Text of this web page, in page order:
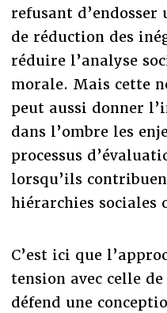
refusant
de réduction des
réduire l’analyse
morale. Mais cette
peut aussi donner
dans l’ombre les
processus
lorsqu’ils
hiérarchies sociales
C’est ici que
tension avec celle
défend une